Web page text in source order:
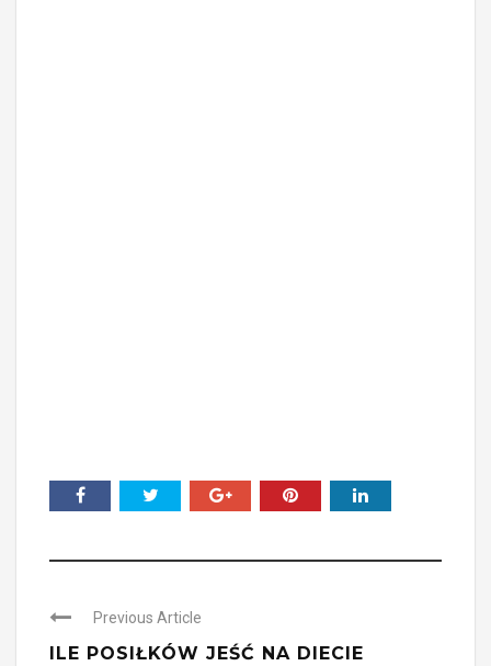
Previous Article
ILE POSIŁKÓW JEŚĆ NA DIECIE